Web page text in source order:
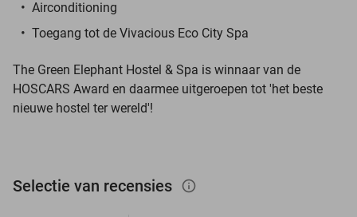
Airconditioning
Toegang tot de Vivacious Eco City Spa
The Green Elephant Hostel & Spa is winnaar van de
HOSCARS Award en daarmee uitgeroepen tot 'het beste
nieuwe hostel ter wereld'!
Selectie van recensies info_outlined